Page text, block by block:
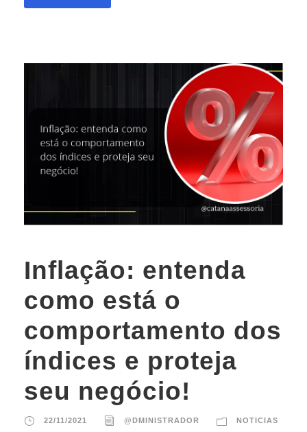
Inflação: entenda
como está o
comportamento dos
índices e proteja
seu negócio!
22/11/2021 @DMINISTRADOR NOTICIAS